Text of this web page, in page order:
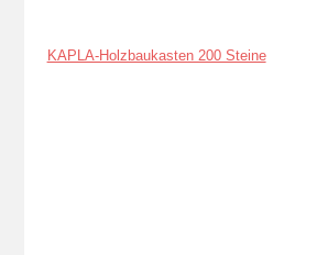
KAPLA-Holzbaukasten 200 Steine